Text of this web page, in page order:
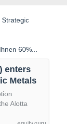
Strategic
60%...
enters
Metals
Alotta